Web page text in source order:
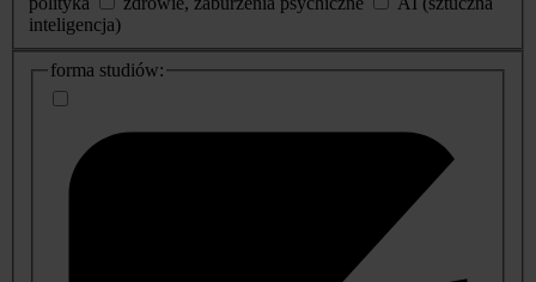
inteligencja)
dodatkowe
informacje
forma studiów: